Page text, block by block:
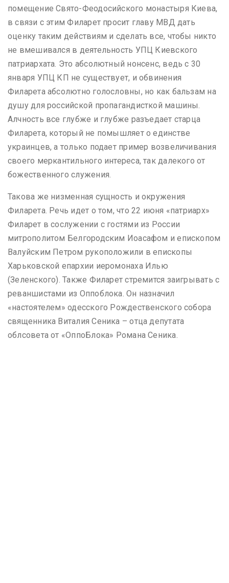
помещение Свято-Феодосийского монастыря Киева,
в связи с этим Филарет просит главу МВД дать
оценку таким действиям и сделать все, чтобы никто
не вмешивался в деятельность УПЦ Киевского
патриархата. Это абсолютный нонсенс, ведь с 30
января УПЦ КП не существует, и обвинения
Филарета абсолютно голословны, но как бальзам на
душу для российской пропагандисткой машины.
Алчность все глубже и глубже разъедает старца
Филарета, который не помышляет о единстве
украинцев, а только подает пример возвеличивания
своего меркантильного интереса, так далекого от
божественного служения.
Такова же низменная сущность и окружения
Филарета. Речь идет о том, что 22 июня «патриарх»
Филарет в сослужении с гостями из России
митрополитом Белгородским Иоасафом и епископом
Валуйским Петром рукоположили в епископы
Харьковской епархии иеромонаха Илью
(Зеленского). Также Филарет стремится заигрывать с
реваншистами из Оппоблока. Он назначил
«настоятелем» одесского Рождественского собора
священника Виталия Сеника – отца депутата
облсовета от «ОппоБлока» Романа Сеника.